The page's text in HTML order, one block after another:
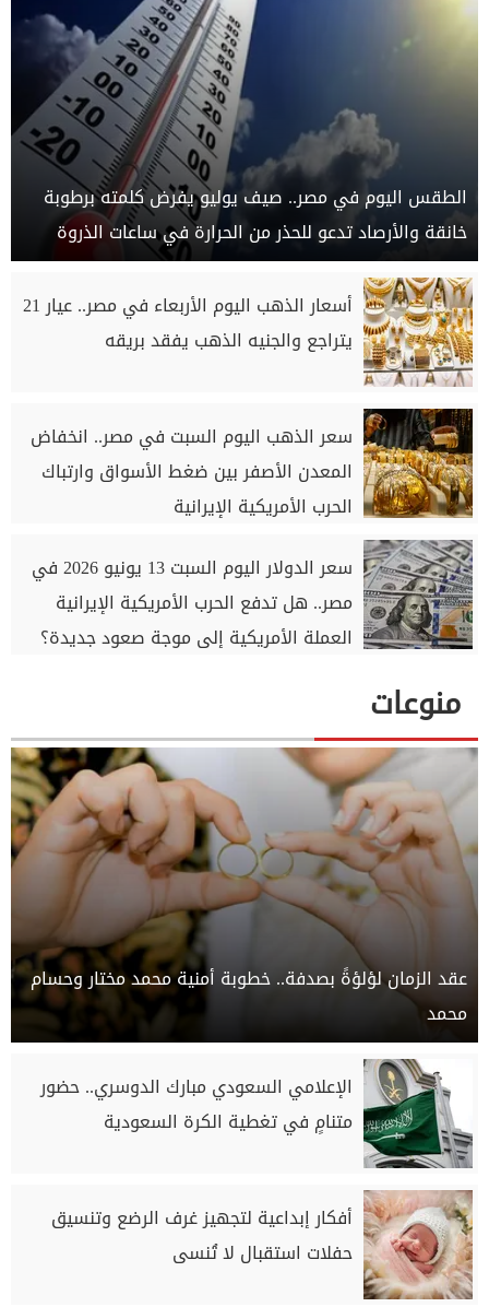
الطقس اليوم في مصر.. صيف يوليو يفرض كلمته برطوبة
خانقة والأرصاد تدعو للحذر من الحرارة في ساعات الذروة
أسعار الذهب اليوم الأربعاء في مصر.. عيار 21
يتراجع والجنيه الذهب يفقد بريقه
سعر الذهب اليوم السبت في مصر.. انخفاض
المعدن الأصفر بين ضغط الأسواق وارتباك
الحرب الأمريكية الإيرانية
سعر الدولار اليوم السبت 13 يونيو 2026 في
مصر.. هل تدفع الحرب الأمريكية الإيرانية
العملة الأمريكية إلى موجة صعود جديدة؟
منوعات
عقد الزمان لؤلؤةً بصدفة.. خطوبة أمنية محمد مختار وحسام
محمد
الإعلامي السعودي مبارك الدوسري.. حضور
متنامٍ في تغطية الكرة السعودية
أفكار إبداعية لتجهيز غرف الرضع وتنسيق
حفلات استقبال لا تُنسى